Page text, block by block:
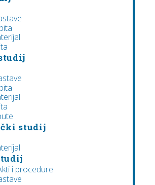
studij
i procedure